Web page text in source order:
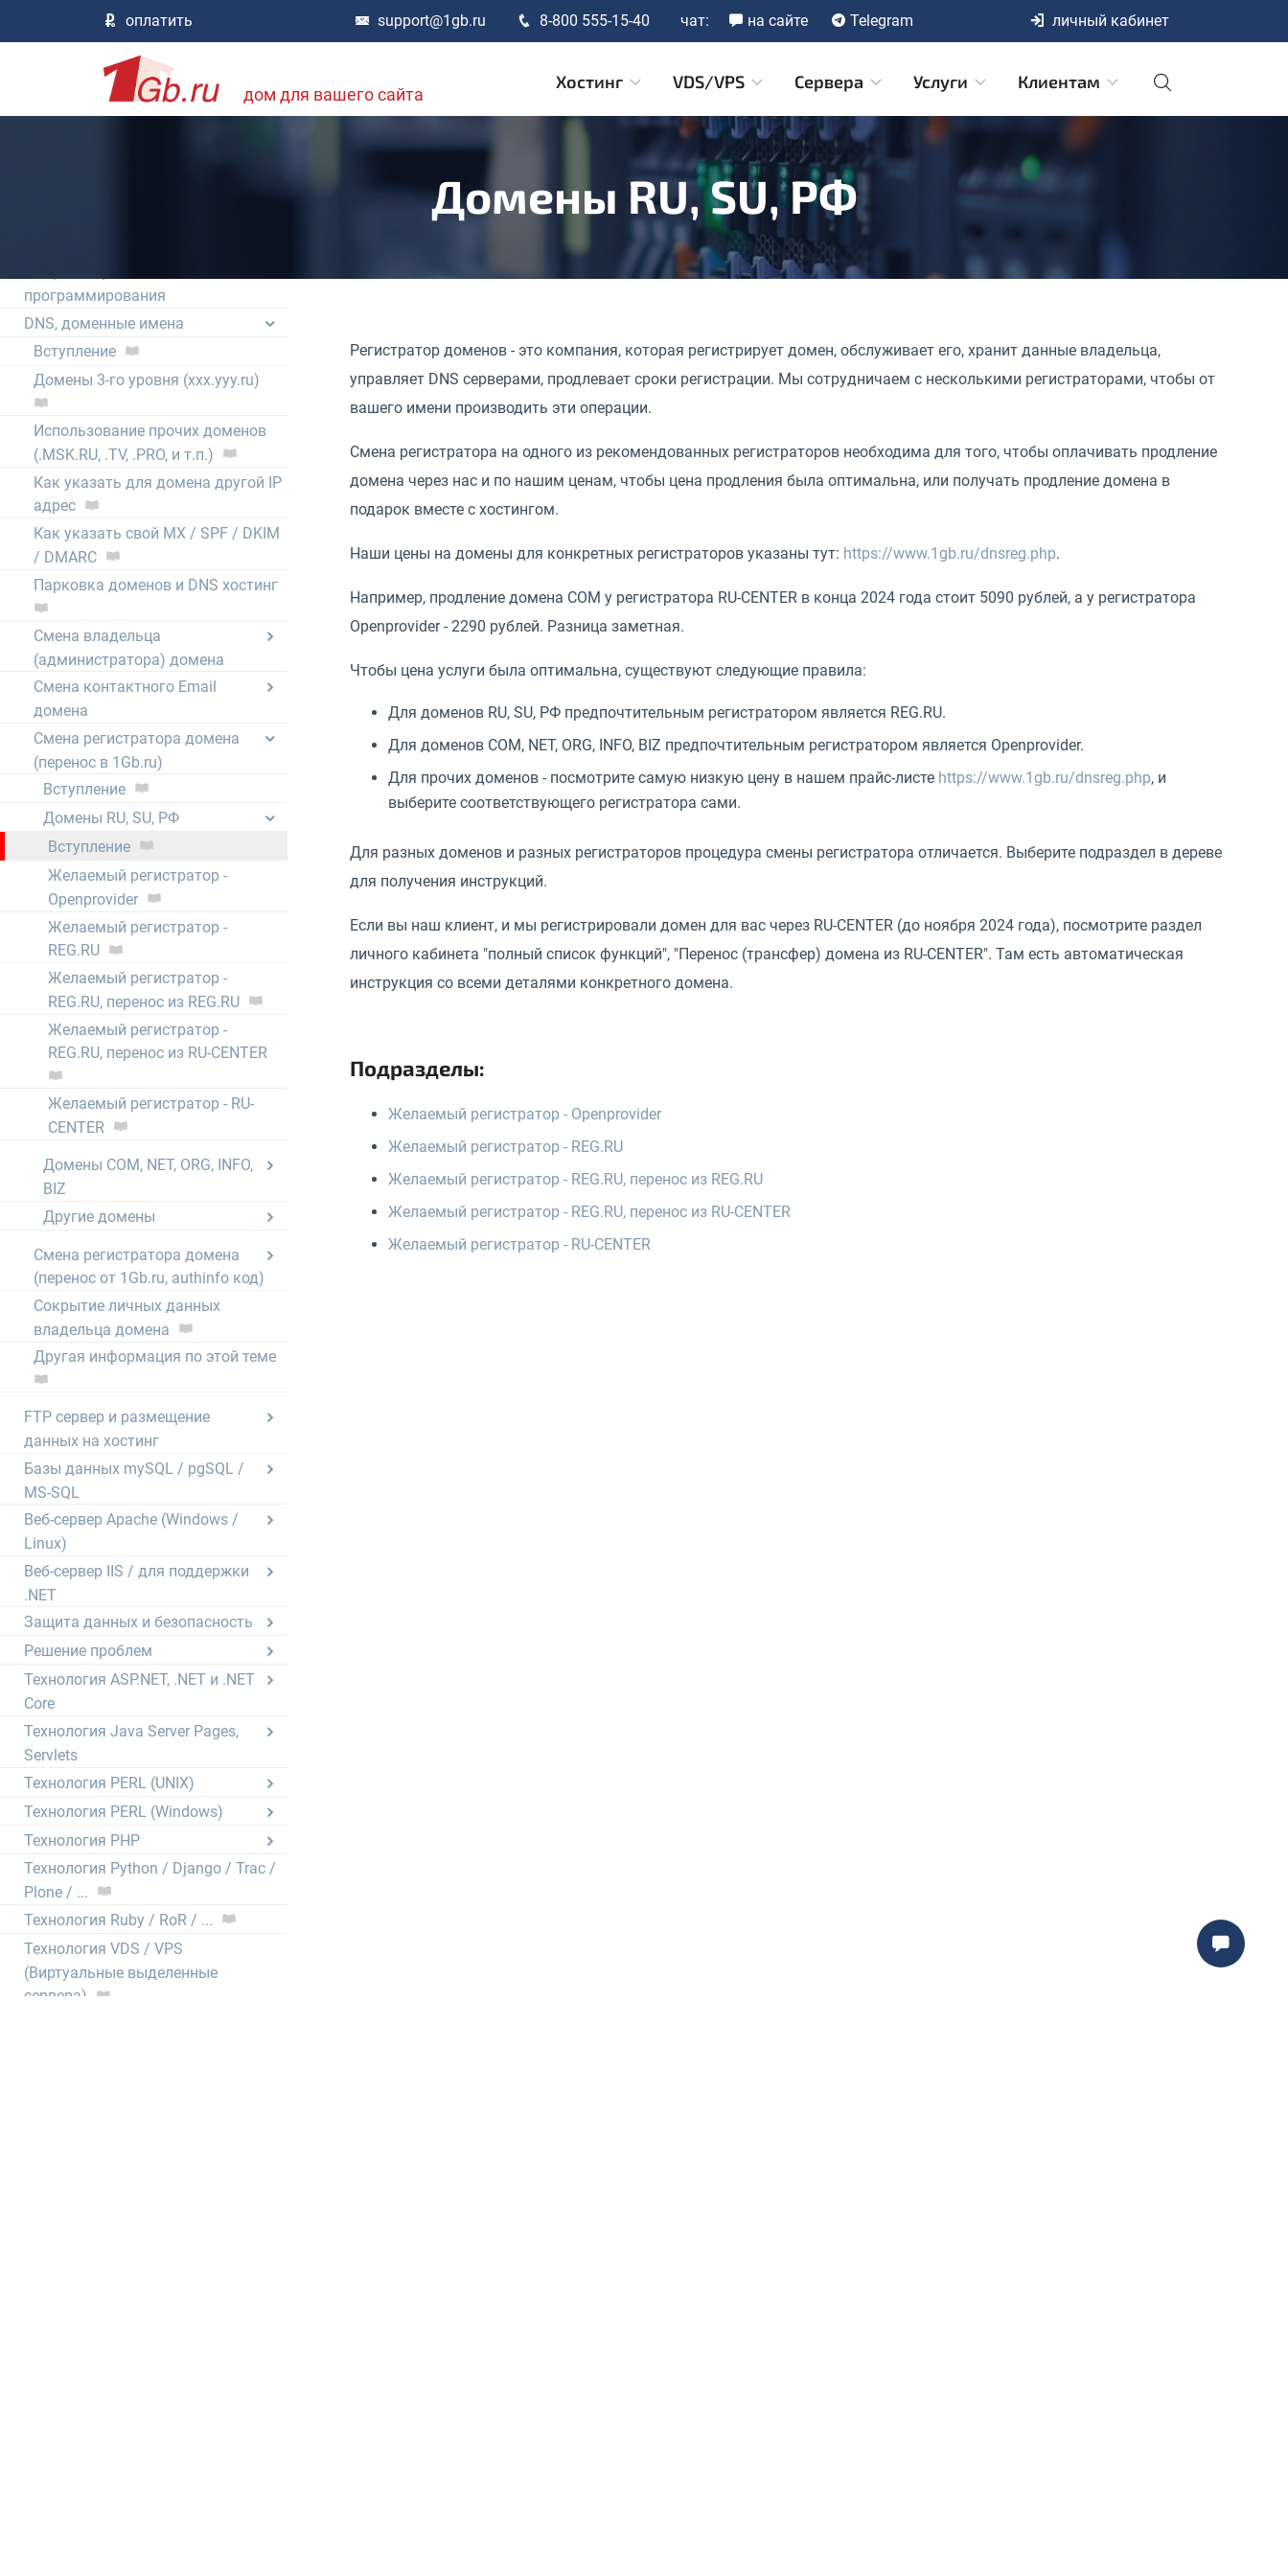
оплатить support@1gb.ru 8-800 555-15-40 чат: на сайте Telegram личный кабинет
дом для вашего сайта
Хостинг VDS/VPS Сервера Услуги Клиентам
Домены RU, SU, РФ
Другие проекты 1Gb.ru
База знаний хостинга
не нашли информацию? посмотрите тут,
большая библиотека документов хостинга
программирования
DNS, доменные имена
Вступление
Домены 3-го уровня (xxx.yyy.ru)
Использование прочих доменов
(.MSK.RU, .TV, .PRO, и т.п.)
Как указать для домена другой IP
адрес
Как указать свой MX / SPF / DKIM
/ DMARC
Парковка доменов и DNS хостинг
Смена владельца
(администратора) домена
Смена контактного Email
домена
Смена регистратора домена
(перенос в 1Gb.ru)
Вступление
Домены RU, SU, РФ
Вступление
Желаемый регистратор -
Openprovider
Желаемый регистратор -
REG.RU
Желаемый регистратор -
REG.RU, перенос из REG.RU
Желаемый регистратор -
REG.RU, перенос из RU-CENTER
Желаемый регистратор - RU-
CENTER
Домены COM, NET, ORG, INFO,
BIZ
Другие домены
Смена регистратора домена
(перенос от 1Gb.ru, authinfo код)
Сокрытие личных данных
владельца домена
Другая информация по этой теме
FTP сервер и размещение
данных на хостинг
Базы данных mySQL / pgSQL /
MS-SQL
Веб-сервер Apache (Windows /
Linux)
Веб-сервер IIS / для поддержки
.NET
Защита данных и безопасность
Решение проблем
Технология ASP.NET, .NET и .NET
Core
Технология Java Server Pages,
Servlets
Технология PERL (UNIX)
Технология PERL (Windows)
Технология PHP
Технология Python / Django / Trac /
Plone / ...
Технология Ruby / RoR / ...
Технология VDS / VPS
(Виртуальные выделенные
сервера)
Регистратор доменов - это компания, которая регистрирует домен, обслуживает его, хранит данные владельца,
управляет DNS серверами, продлевает сроки регистрации. Мы сотрудничаем с несколькими регистраторами, чтобы от
вашего имени производить эти операции.
Смена регистратора на одного из рекомендованных регистраторов необходима для того, чтобы оплачивать продление
домена через нас и по нашим ценам, чтобы цена продления была оптимальна, или получать продление домена в
подарок вместе с хостингом.
Наши цены на домены для конкретных регистраторов указаны тут: https://www.1gb.ru/dnsreg.php.
Например, продление домена COM у регистратора RU-CENTER в конца 2024 года стоит 5090 рублей, а у регистратора
Openprovider - 2290 рублей. Разница заметная.
Чтобы цена услуги была оптимальна, существуют следующие правила:
Для доменов RU, SU, РФ предпочтительным регистратором является REG.RU.
Для доменов COM, NET, ORG, INFO, BIZ предпочтительным регистратором является Openprovider.
Для прочих доменов - посмотрите самую низкую цену в нашем прайс-листе https://www.1gb.ru/dnsreg.php, и
выберите соответствующего регистратора сами.
Для разных доменов и разных регистраторов процедура смены регистратора отличается. Выберите подраздел в дереве
для получения инструкций.
Если вы наш клиент, и мы регистрировали домен для вас через RU-CENTER (до ноября 2024 года), посмотрите раздел
личного кабинета "полный список функций", "Перенос (трансфер) домена из RU-CENTER". Там есть автоматическая
инструкция со всеми деталями конкретного домена.
Подразделы:
Желаемый регистратор - Openprovider
Желаемый регистратор - REG.RU
Желаемый регистратор - REG.RU, перенос из REG.RU
Желаемый регистратор - REG.RU, перенос из RU-CENTER
Желаемый регистратор - RU-CENTER